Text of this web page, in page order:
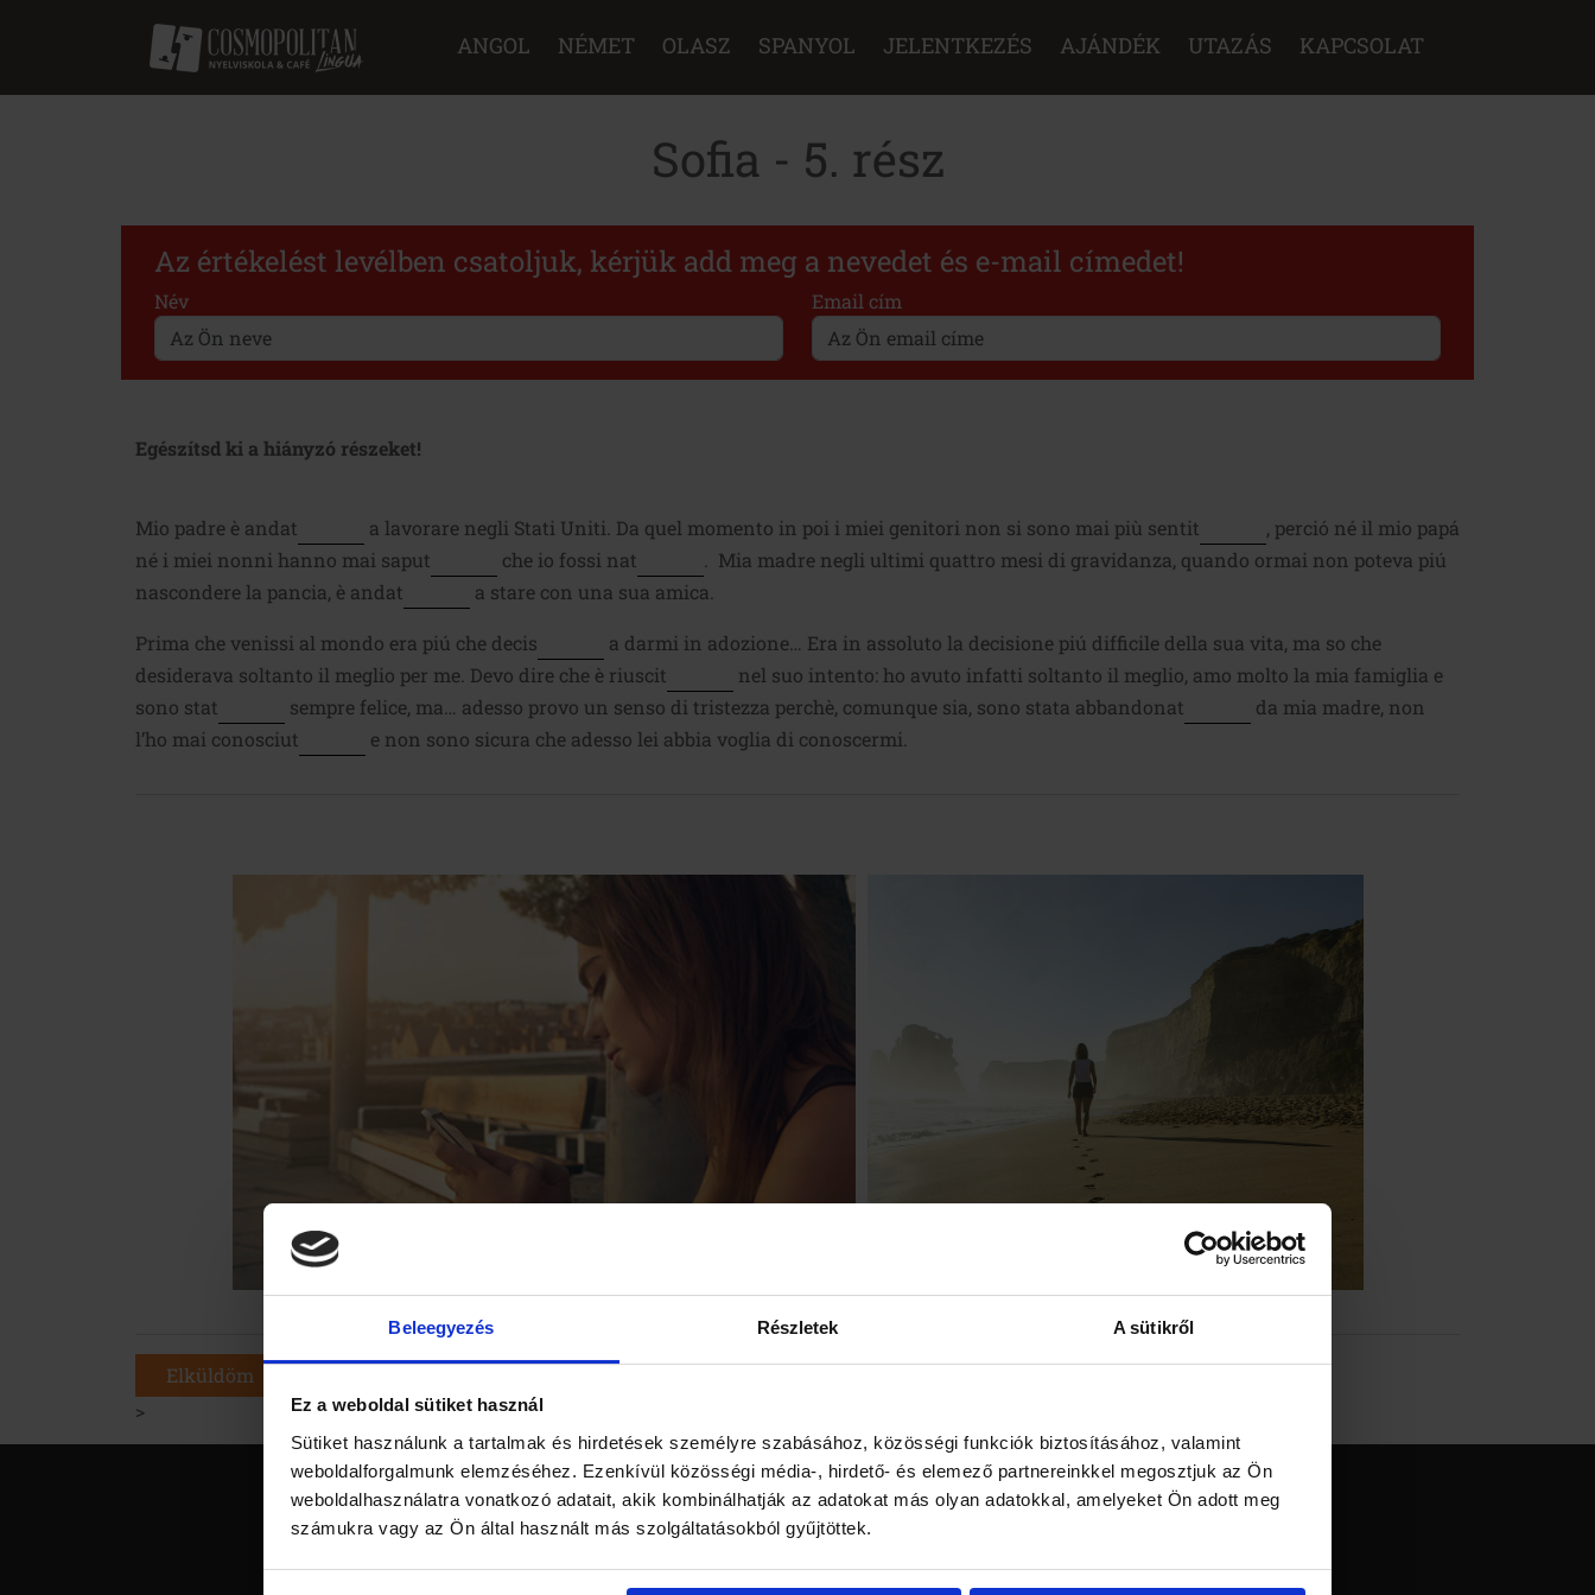
Beleegyezés Részletek A sütikről
Ez a weboldal sütiket használ
Sütiket használunk a tartalmak és hirdetések személyre szabásához, közösségi funkciók biztosításához, valamint
weboldalforgalmunk elemzéséhez. Ezenkívül közösségi média-, hirdető- és elemező partnereinkkel megosztjuk az Ön
weboldalhasználatra vonatkozó adatait, akik kombinálhatják az adatokat más olyan adatokkal, amelyeket Ön adott meg
számukra vagy az Ön által használt más szolgáltatásokból gyűjtöttek.
ANGOL NÉMET OLASZ SPANYOL JELENTKEZÉS AJÁNDÉK UTAZÁS KAPCSOLAT
Sofia - 5. rész
Az értékelést levélben csatoljuk, kérjük add meg a nevedet és e-mail címedet!
Név Email cím
Egészítsd ki a hiányzó részeket!
Mio padre è andat a lavorare negli Stati Uniti. Da quel momento in poi i miei genitori non si sono mai più sentit
, perció né il mio papá
né i miei nonni hanno mai saput
che io fossi nat
. Mia madre negli ultimi quattro mesi di gravidanza, quando ormai non poteva piú
nascondere la pancia, è andat
a stare con una sua amica.
Prima che venissi al mondo era piú che decis
a darmi in adozione… Era in assoluto la decisione piú difficile della sua vita, ma so che
desiderava soltanto il meglio per me. Devo dire che è riuscit
nel suo intento: ho avuto infatti soltanto il meglio, amo molto la mia famiglia e
sono stat
sempre felice, ma… adesso provo un senso di tristezza perchè, comunque sia, sono stata abbandonat
da mia madre, non
l’ho mai conosciut
e non sono sicura che adesso lei abbia voglia di conoscermi.
Elküldöm
>
Főoldal
Rólunk
Angol nyelvtanfolyam
Német nyelvtanfolyam
Olasz nyelvtanfolyam
Ajándék
Blog